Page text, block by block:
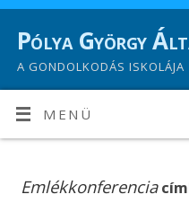
Pólya György
A GONDOLKODÁS ISKOLÁJA
MENÜ
Emlékkonferencia